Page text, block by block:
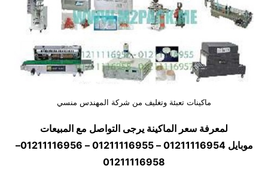
ماكينات تعبئة وتغليف من شركة المهندس منسي
لمعرفة سعر الماكينة يرجى التواصل مع المبيعات
موبايل 01211116954 – 01211116955 – 01211116956–
01211116958